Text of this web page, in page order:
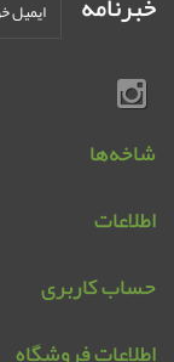
شاخه‌ها
اطلاعات
حساب کاربری